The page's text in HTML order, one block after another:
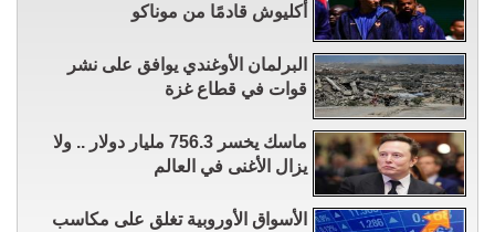
أكليوش قادمًا من موناكو
البرلمان الأوغندي يوافق على نشر
قوات في قطاع غزة
ماسك يخسر 756.3 مليار دولار .. ولا
يزال الأغنى في العالم
الأسواق الأوروبية تغلق على مكاسب